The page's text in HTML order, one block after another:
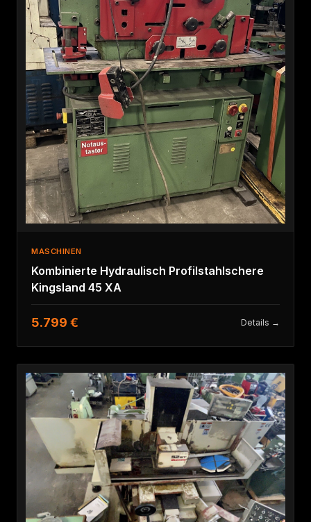
MASCHINEN
Kombinierte Hydraulisch Profilstahlschere
Kingsland 45 XA
5.799 € Details →